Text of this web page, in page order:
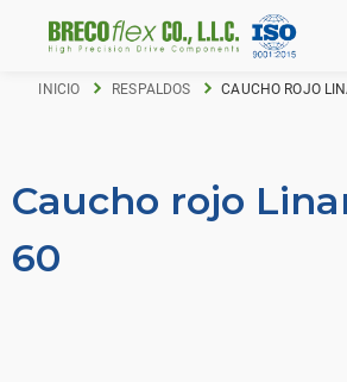
INICIO RESPALDOS CAUCHO ROJO
Caucho rojo
60